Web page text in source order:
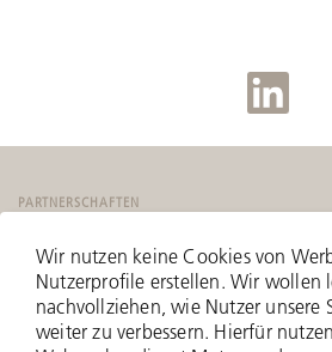
PARTNERSCHAFTEN
Wir nutzen keine Cookies von
Nutzerprofile erstellen. Wir wollen
nachvollziehen, wie Nutzer unsere
weiter zu verbessern. Hierfür